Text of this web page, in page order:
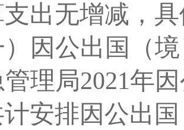
出无增减，
）因公出国（
理局2021年
安排因公出